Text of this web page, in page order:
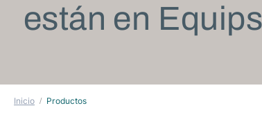
están en
Inicio Productos